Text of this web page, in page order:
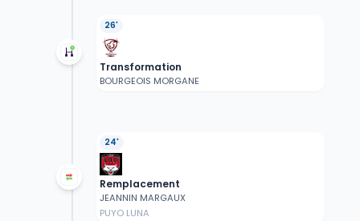
26'
Transformation
BOURGEOIS MORGANE
24'
Remplacement
JEANNIN MARGAUX
PUYO LUNA